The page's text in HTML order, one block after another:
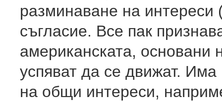
разминаване на
съгласие. Все пак
американската, основани
успяват да се движат. Има
на общи интереси,